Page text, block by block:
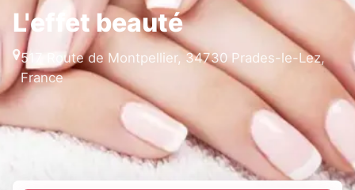
L'effet beauté
517 Route de Montpellier, 34730 Prades-le-Lez,
France